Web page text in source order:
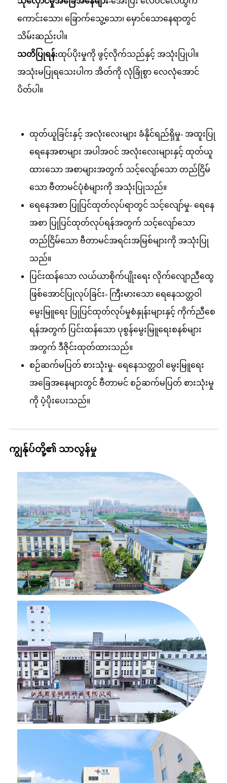
ကောင်းသော၊ ခြောက်သွေ့သော၊ မှောင်သောနေရာတွင်
သိမ်းဆည်းပါ။
သတိပြုရန်:ထုပ်ပိုးမှုကို ဖွင့်လိုက်သည်နှင့် အသုံးပြုပါ။
အသုံးမပြုရသေးပါက အိတ်ကို လုံခြုံစွာ လေလုံအောင်
ပိတ်ပါ။
ထုတ်ယူခြင်းနှင့် အလုံးလေးများ ခံနိုင်ရည်ရှိမှု- အထူးပြု
ရေနေအစာများ အပါအဝင် အလုံးလေးများနှင့် ထုတ်ယူ
ထားသော အစာများအတွက် သင့်လျော်သော တည်ငြိမ်
သော ဗီတာမင်ပုံစံများကို အသုံးပြုသည်။
ရေနေအစာ ပြုပြင်ထုတ်လုပ်ရာတွင် သင့်လျော်မှု- ရေနေ
အစာ ပြုပြင်ထုတ်လုပ်ရန်အတွက် သင့်လျော်သော
တည်ငြိမ်သော ဗီတာမင်အရင်းအမြစ်များကို အသုံးပြု
သည်။
ပြင်းထန်သော လယ်ယာစိုက်ပျိုးရေး လိုက်လျောညီထွေ
ဖြစ်အောင်ပြုလုပ်ခြင်း- ကြီးမားသော ရေနေသတ္တဝါ
မွေးမြူရေး ပြုပြင်ထုတ်လုပ်မှုစံနှုန်းများနှင့် ကိုက်ညီစေ
ရန်အတွက် ပြင်းထန်သော ပုစွန်မွေးမြူရေးစနစ်များ
အတွက် ဒီဇိုင်းထုတ်ထားသည်။
စဉ်ဆက်မပြတ် စားသုံးမှု- ရေနေသတ္တဝါ မွေးမြူရေး
အခြေအနေများတွင် ဗီတာမင် စဉ်ဆက်မပြတ် စားသုံးမှု
ကို ပံ့ပိုးပေးသည်။
ကျွန်ုပ်တို့၏ သာလွန်မှု